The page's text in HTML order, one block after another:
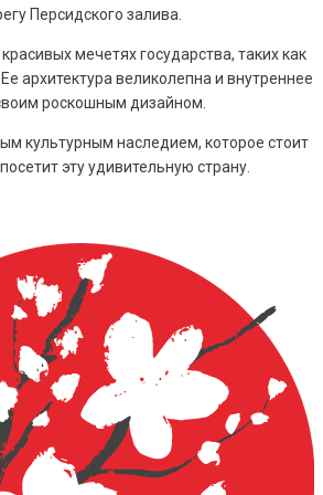
Персидского залива.
мечетях государства, таких как
архитектура великолепна и внутреннее
роскошным дизайном.
культурным наследием, которое стоит
эту удивительную страну.